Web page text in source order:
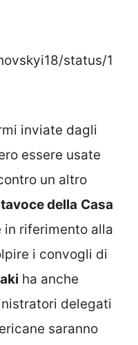
status/1
inviate dagli
essere usate
un altro
della Casa
in riferimento alla
i convogli di
ha anche
delegati
saranno